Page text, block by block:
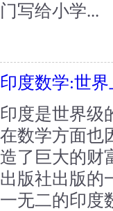
门写给小学...
印度数学:世
印度是世界级
在数学方面也
造了巨大的财
出版社出版的
一无二的印度